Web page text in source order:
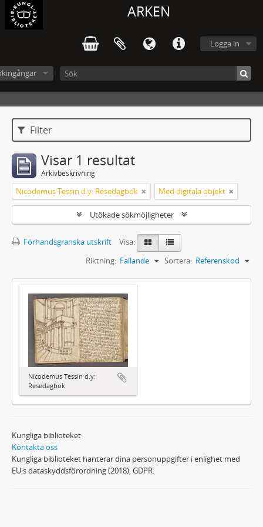
ARKEN
Logga in
Filter
Visar 1 resultat
Arkivbeskrivning
Nicodemus Tessin d.y: Resedagbok Med digitala objekt
Utökade sökmöjligheter
Förhandsgranska utskrift
Visa:
Sortera: Referenskod
Riktning: Fallande
Nicodemus Tessin d.y:
Resedagbok
Kungliga biblioteket
Kontakta oss
Kungliga biblioteket hanterar dina personuppgifter i enlighet med
EU:s dataskyddsförordning (2018), GDPR.